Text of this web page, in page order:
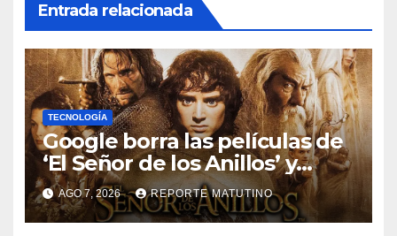
Entrada relacionada
TECNOLOGÍA
Google borra las películas de
‘El Señor de los Anillos’ y
reabre el debate sobre la
propiedad digital
AGO 7, 2026 REPORTE MATUTINO